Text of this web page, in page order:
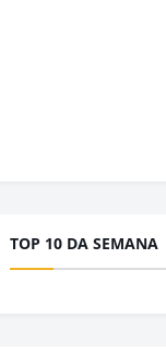
TOP 10 DA SEMANA